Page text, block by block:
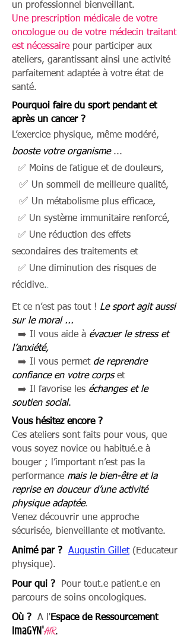
un professionnel bienveillant.
Une prescription médicale de votre
oncologue ou de votre médecin traitant
est nécessaire pour participer aux
ateliers, garantissant ainsi une activité
parfaitement adaptée à votre état de
santé.
Pourquoi faire du sport pendant et
après un cancer ?
L’exercice physique, même modéré,
booste votre organisme...
✅ Moins de fatigue et de douleurs,
✅ Un sommeil de meilleure qualité,
✅ Un métabolisme plus efficace,
✅ Un système immunitaire renforcé,
✅ Une réduction des effets
secondaires des traitements et
✅ Une diminution des risques de
récidive.
Et ce n’est pas tout ! Le sport agit aussi
sur le moral ...
➡️ Il vous aide à évacuer le stress et
l’anxiété,
➡️ Il vous permet de reprendre
confiance en votre corpset
➡️ Il favorise les échanges et le
soutien social.
Vous hésitez encore ?
Ces ateliers sont faits pour vous, que
vous soyez novice ou habitué.e à
bouger ; l’important n’est pas la
performance mais le bien-être et la
reprise en douceur d’une activité
physique adaptée.
Venez découvrir une approche
sécurisée, bienveillante et motivante.
Animé par ? Augustin Gillet (Educateur
physique).
Pour qui ? Pour tout.e patient.e en
parcours de soins oncologiques.
Où ? A l'Espace de Ressourcement
ImaGYN'AIR.